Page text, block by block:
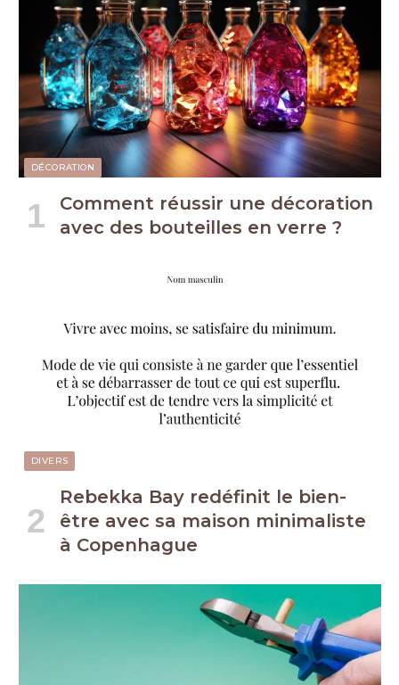
DÉCORATION
Comment réussir une décoration
avec des bouteilles en verre ?
DIVERS
Rebekka Bay redéfinit le bien-
être avec sa maison minimaliste
à Copenhague